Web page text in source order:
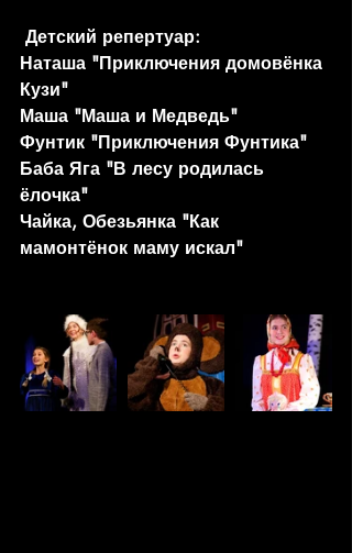
Детский репертуар:
Наташа "Приключения домовёнка
Кузи"
Маша "Маша и Медведь"
Фунтик "Приключения Фунтика"
Баба Яга "В лесу родилась
ёлочка"
Чайка, Обезьянка "Как
мамонтёнок маму искал"